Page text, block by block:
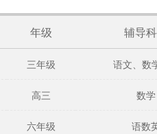
年级 辅导
三年级 语文、数
高三 数学
六年级 语数